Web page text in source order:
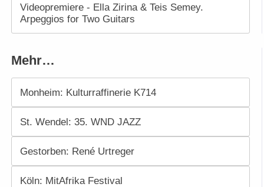
Videopremiere - Ella Zirina & Teis Semey.
Arpeggios for Two Guitars
Mehr…
Monheim: Kulturraffinerie K714
St. Wendel: 35. WND JAZZ
Gestorben: René Urtreger
Köln: MitAfrika Festival